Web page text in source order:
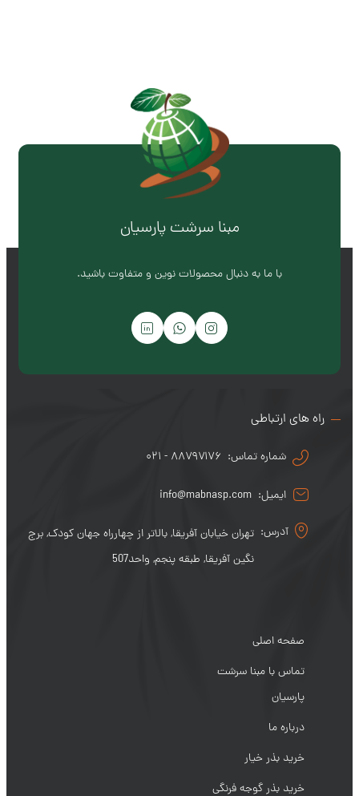
مبنا سرشت پارسیان
با ما به دنبال محصولات نوین و متفاوت باشید.
راه های ارتباطی
شماره تماس: ۰۲۱ - ۸۸۷۹۷۱۷۶
ایمیل: info@mabnasp.com
آدرس: تهران خیابان آفریقا, بالاتر از چهارراه جهان کودک, برج
نگین آفریقا, طبقه پنجم, واحد507
صفحه اصلی
تماس با مبنا سرشت
پارسیان
درباره ما
خرید بذر خیار
خرید بذر گوجه فرنگی